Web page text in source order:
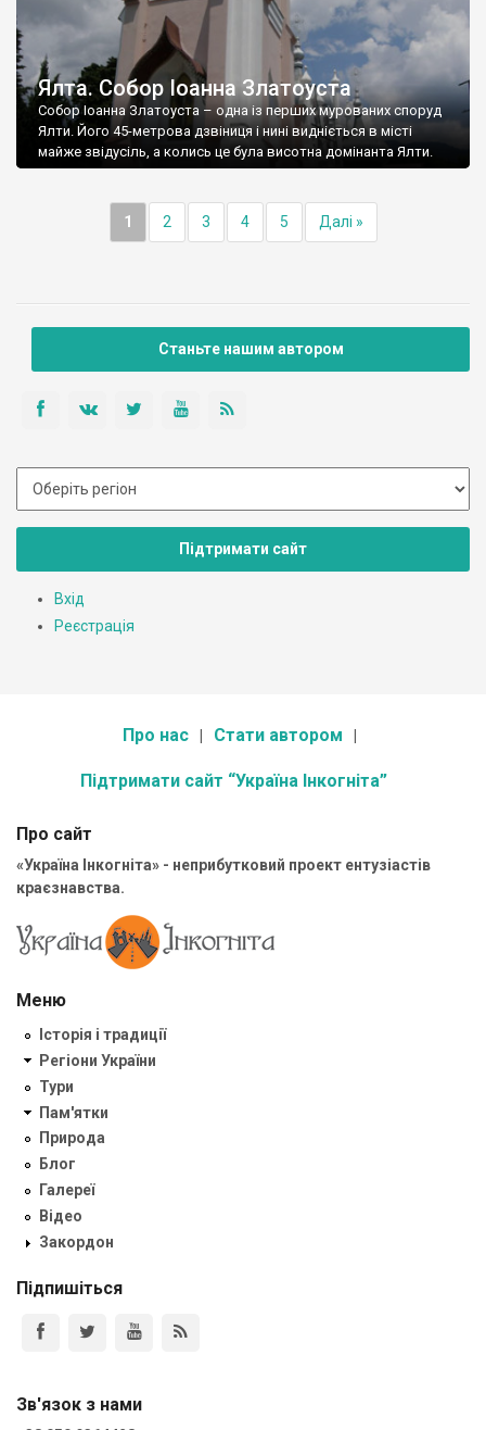
Ялта. Собор Іоанна Златоуста
Собор Іоанна Златоуста – одна із перших мурованих споруд
Ялти. Його 45-метрова дзвіниця і нині видніється в місті
майже звідусіль, а колись це була висотна домінанта Ялти.
1 2 3 4 5 Далі »
Станьте нашим автором
Підтримати сайт
Вхід
Реєстрація
Про нас Стати автором
Підтримати сайт “Україна Інкогніта”
Про сайт
«Україна Інкогніта» - неприбутковий проект ентузіастів
краєзнавства.
Меню
Історія і традиції
Регіони України
Тури
Пам'ятки
Природа
Блог
Галереї
Відео
Закордон
Підпишіться
Зв'язок з нами